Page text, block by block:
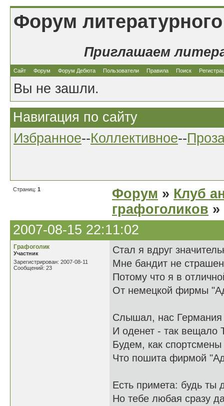
Форум
Приглашаем
Сайт Форум Форум Дебюта Пользователи Правила Поиск
Вы не зашли.
Навигация по сайту
Избранное--Коллективное--
Страниц: 1 Форум » Клуб
графоголиков
2007-08-15 22:11:02
Графоголик
Участник
Зарегистрирован: 2007-08-11
Сообщений: 23
Стал я вдруг
Мне бандит не
Потому что я в
От немецкой фирмы
Слышал, нас Германия
И оденет - так вещало
Будем, как
Что пошита фирмой
Есть примета: будь ты
Но тебе любая сразу